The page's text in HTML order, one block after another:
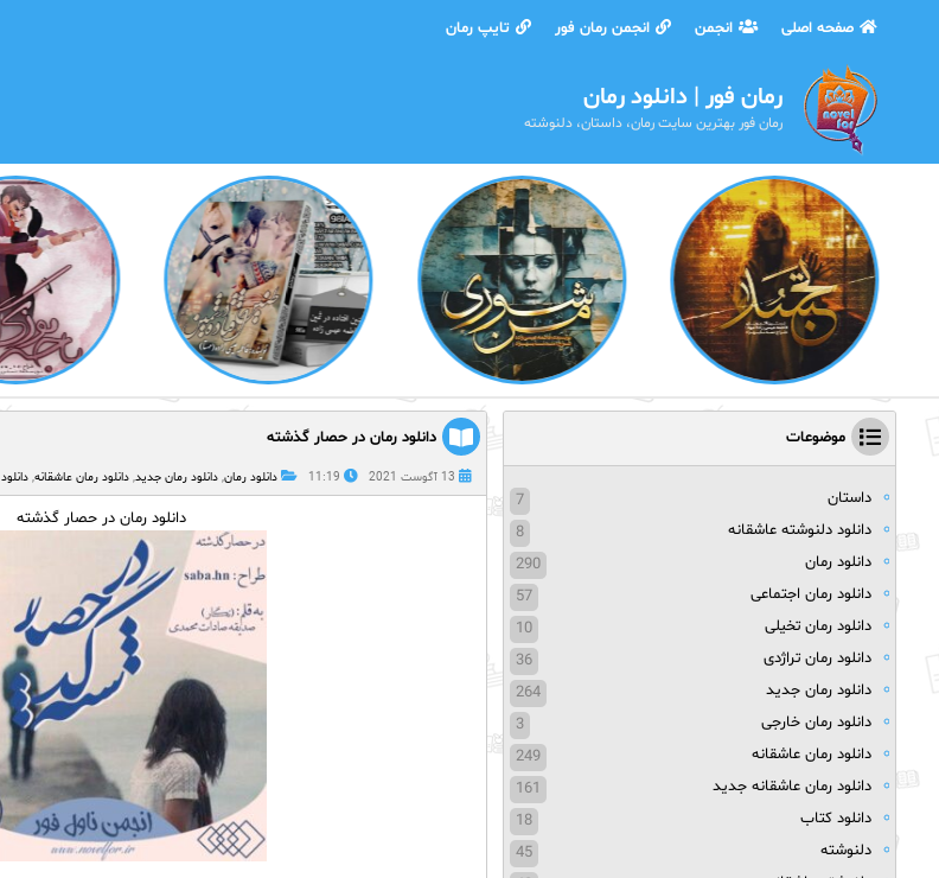
صفحه اصلی انجمن انجمن رمان فور تایپ رمان
رمان فور | دانلود رمان
رمان فور بهترین سایت رمان، داستان، دلنوشته
دانلود رمان در حصار گذشته
13 آگوست 2021 11:19 دانلود رمان, دانلود رمان جدید, دانلود رمان عاشقانه,
دانلود رمان در حصار گذشته
موضوعات
داستان
7
دانلود دلنوشته عاشقانه
8
دانلود رمان
290
دانلود رمان اجتماعی
57
دانلود رمان تخیلی
10
دانلود رمان تراژدی
36
دانلود رمان جدید
264
دانلود رمان خارجی
3
دانلود رمان عاشقانه
249
دانلود رمان عاشقانه جدید
161
دانلود کتاب
18
دلنوشته
45